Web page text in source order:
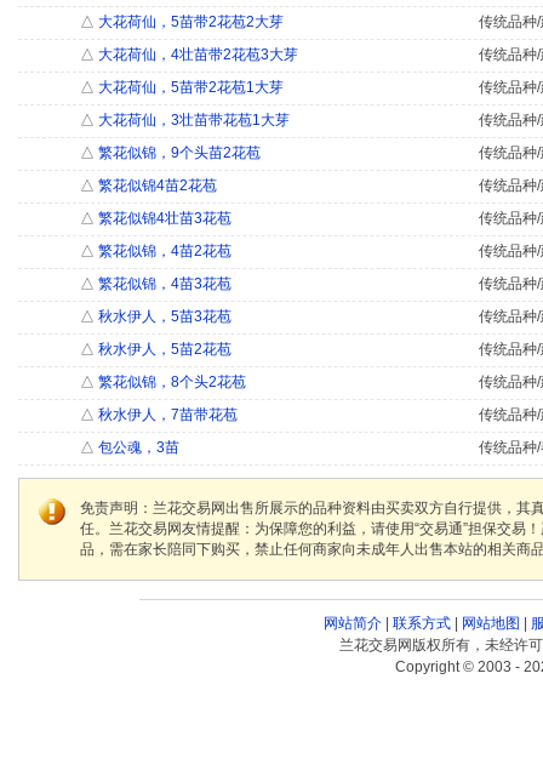
△ 大花荷仙，5苗带2花苞2大芽
传统品种
△ 大花荷仙，4壮苗带2花苞3大芽
传统品种
△ 大花荷仙，5苗带2花苞1大芽
传统品种
△ 大花荷仙，3壮苗带花苞1大芽
传统品种
△ 繁花似锦，9个头苗2花苞
传统品种
△ 繁花似锦4苗2花苞
传统品种
△ 繁花似锦4壮苗3花苞
传统品种
△ 繁花似锦，4苗2花苞
传统品种
△ 繁花似锦，4苗3花苞
传统品种
△ 秋水伊人，5苗3花苞
传统品种
△ 秋水伊人，5苗2花苞
传统品种
△ 繁花似锦，8个头2花苞
传统品种
△ 秋水伊人，7苗带花苞
传统品种
△ 包公魂，3苗 传统品种
免责声明：兰花交易网出售所展示的品种资料由买卖双方自行提供，
任。兰花交易网友情提醒：为保障您的利益，请使用“交易通”担保交
品，需在家长陪同下购买，禁止任何商家向未成年人出售本站的相关商
网站简介| 联系方式| 网站地图
兰花交易网版权所有，未经许
Copyright © 2003 -